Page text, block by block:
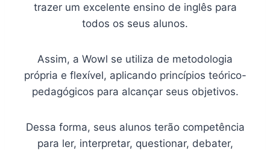
trazer um excelente ensino de inglês para
todos os seus alunos.
Assim, a Wowl se utiliza de metodologia
própria e flexível, aplicando princípios teórico-
pedagógicos para alcançar seus objetivos.
Dessa forma, seus alunos terão competência
para ler, interpretar, questionar, debater,